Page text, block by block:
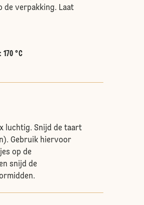
de verpakking. Laat
: 170 °C
luchtig. Snijd de taart
Gebruik hiervoor
op de
snijd de